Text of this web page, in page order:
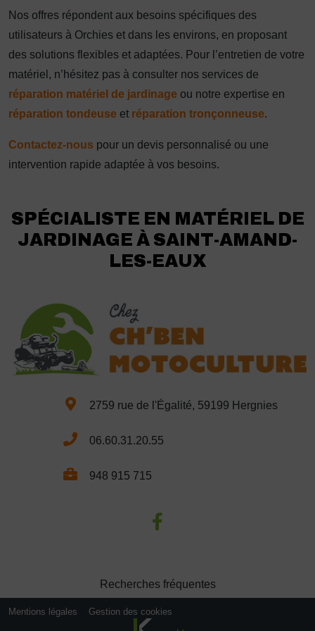
Nos offres répondent aux besoins spécifiques des
utilisateurs à Orchies et dans les environs, en proposant
des solutions flexibles et adaptées. Pour l’entretien de votre
matériel, n’hésitez pas à consulter nos services de
réparation matériel de jardinage ou notre expertise en
réparation tondeuse et réparation tronçonneuse.
Contactez-nous pour un devis personnalisé ou une
intervention rapide adaptée à vos besoins.
SPÉCIALISTE EN MATÉRIEL DE
JARDINAGE À SAINT-AMAND-
LES-EAUX
2759 rue de l'Égalité, 59199 Hergnies
06.60.31.20.55
948 915 715
Recherches fréquentes
Mentions légales Gestion des cookies